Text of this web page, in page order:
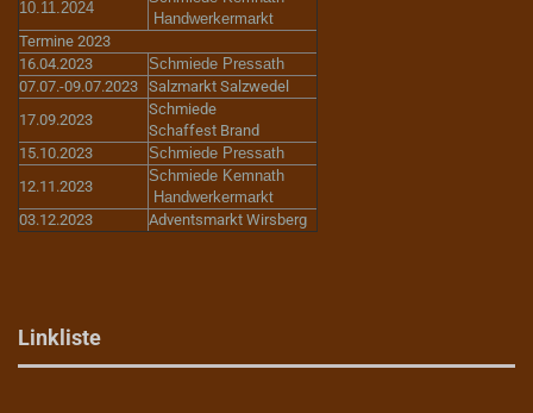
10.11.2024
Handwerkermarkt
Termine 2023
16.04.2023
Schmiede Pressath
07.07.-09.07.2023 Salzmarkt Salzwedel
17.09.2023
Schmiede
Schaffest Brand
15.10.2023
Schmiede Pressath
12.11.2023
Schmiede Kemnath
Handwerkermarkt
03.12.2023
Adventsmarkt Wirsberg
Linkliste